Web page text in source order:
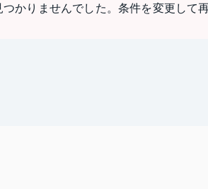
かりませんでした。条件を変更して